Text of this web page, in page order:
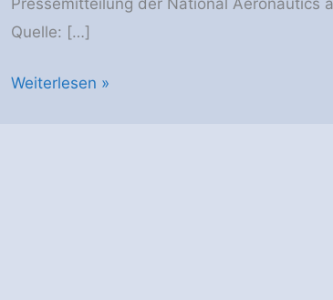
Quelle: […]
NASA
Weiterlesen »